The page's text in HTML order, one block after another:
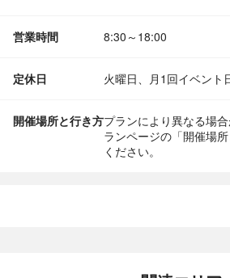
営業時間 8:30～18:00
定休日 火曜日、月1回イベント
開催場所と行き方プランにより異なる場
ランページの「開催場
ください。